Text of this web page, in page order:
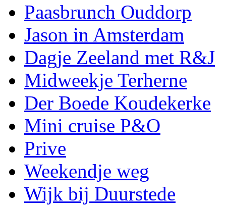
Paasbrunch Ouddorp
Jason in Amsterdam
Dagje Zeeland met R&J
Midweekje Terherne
Der Boede Koudekerke
Mini cruise P&O
Prive
Weekendje weg
Wijk bij Duurstede